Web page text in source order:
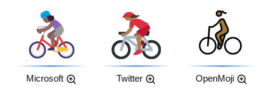
Microsoft Twitter OpenMoji